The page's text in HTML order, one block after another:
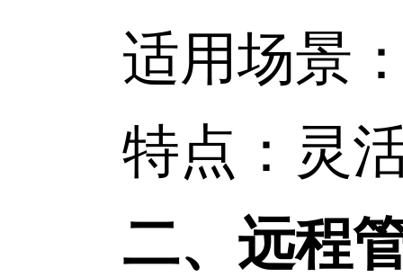
适用场景：
特点：灵活
二、远程管